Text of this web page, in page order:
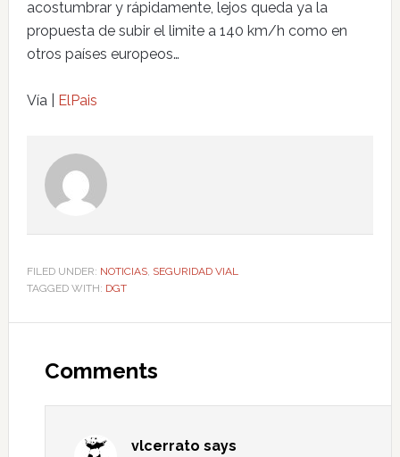
acostumbrar y rápidamente, lejos queda ya la
propuesta de subir el limite a 140 km/h como en
otros países europeos…
Vía | ElPais
FILED UNDER: NOTICIAS, SEGURIDAD VIAL
TAGGED WITH: DGT
Comments
vlcerrato says